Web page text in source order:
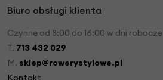
Biuro obsługi klienta
Czynne od 8:00 do 16:00 w dni robocze
T. 713 432 029
M. sklep@rowerystylowe.pl
Kontakt